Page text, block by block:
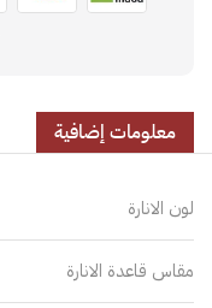
معلومات إضافية
لون الانارة
مقاس قاعدة الانارة